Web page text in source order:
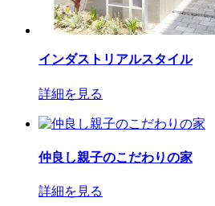
インダストリアルスタイル
詳細を見る
仲良し親子のこだわりの家
詳細を見る